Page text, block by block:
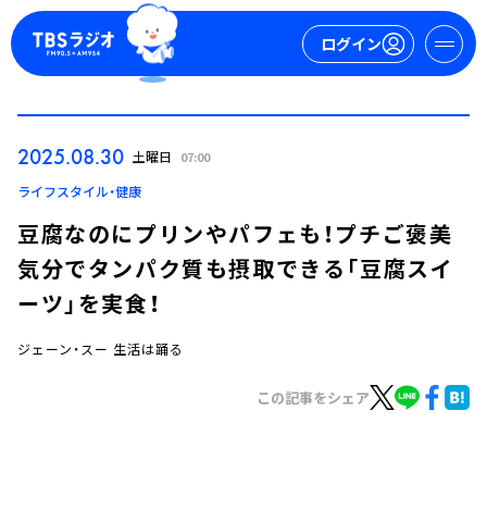
ログイン
ログイン
2025.08.30 土曜日 07:00
ライフスタイル・健康
豆腐なのにプリンやパフェも！プチご褒美
気分でタンパク質も摂取できる「豆腐スイ
ーツ」を実食！
ジェーン・スー 生活は踊る
この記事をシェア